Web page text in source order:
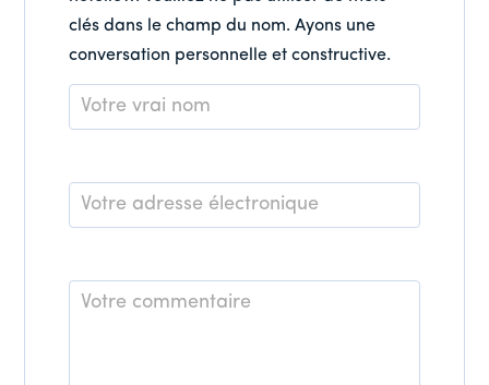
clés dans le champ du nom. Ayons une
conversation personnelle et constructive.
Nom
*
E-
mail
Commentaire